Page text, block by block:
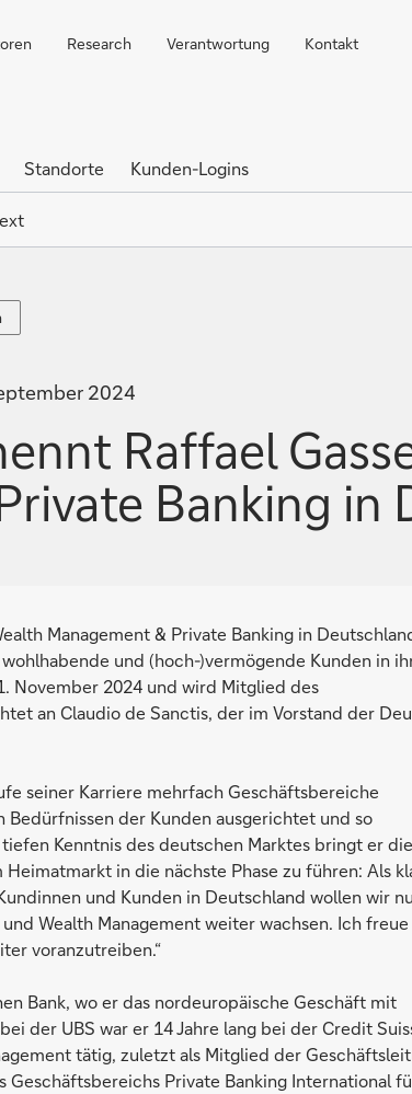
Research Verantwortung Kontakt
Standorte
Kunden-Logins
2024
Raffael
Banking in
Management & Private Banking in
und (hoch-)vermögende Kunden in
November 2024 und wird Mitglied des
an Claudio de Sanctis, der im Vorstand der
seiner Karriere mehrfach Geschäftsbereiche
der Kunden ausgerichtet und so
Kenntnis des deutschen Marktes bringt er die
in die nächste Phase zu führen: Als
und Kunden in Deutschland wollen wir
Wealth Management weiter wachsen. Ich
voranzutreiben.“
Bank, wo er das nordeuropäische Geschäft mit
der UBS war er 14 Jahre lang bei der Credit
tätig, zuletzt als Mitglied der
Geschäftsbereichs Private Banking International